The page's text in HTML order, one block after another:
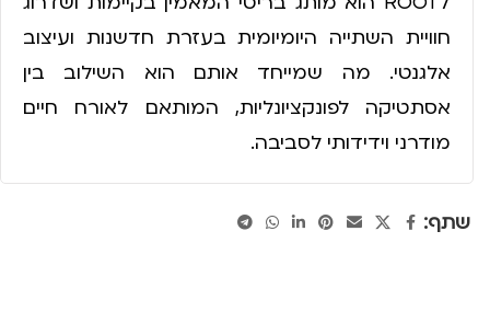
חוויית השתייה היומיומית בעזרת חדשנות ועיצוב
אלגנטי. מה שמייחד אותם הוא השילוב בין
אסתטיקה לפונקציונליות, המותאם לאורח חיים
מודרני וידידותי לסביבה.
שתף: